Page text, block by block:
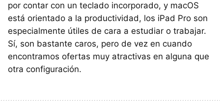
por contar con un teclado incorporado, y macOS
está orientado a la productividad, los iPad Pro son
especialmente útiles de cara a estudiar o trabajar.
Sí, son bastante caros, pero de vez en cuando
encontramos ofertas muy atractivas en alguna que
otra configuración.